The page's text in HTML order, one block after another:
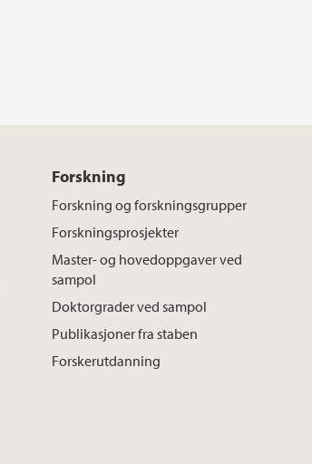
Forskning
Forskning og forskningsgrupper
Forskningsprosjekter
Master- og hovedoppgaver ved
sampol
Doktorgrader ved sampol
Publikasjoner fra staben
Forskerutdanning